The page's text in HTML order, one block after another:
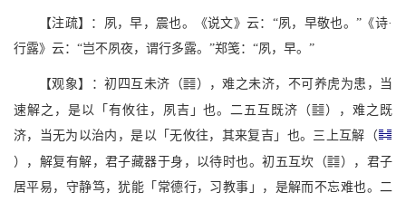
【注疏】：夙，早，震也。《说文》云：“夙，早敬也。”《诗·
行露》云：“岂不夙夜，谓行多露。”郑笺：“夙，早。”
【观象】：初四互未济（?），难之未济，不可养虎为患，当
速解之，是以「有攸往，夙吉」也。二五互既济（>），难之既
济，当无为以治内，是以「无攸往，其来复吉」也。三上互解（
），解复有解，君子藏器于身，以待时也。初五互坎（Q），君子
居平易，守静笃，犹能「常德行，习教事」，是解而不忘难也。二